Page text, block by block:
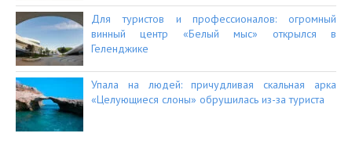
Для туристов и профессионалов: огромный
винный центр «Белый мыс» открылся в
Геленджике
Упала на людей: причудливая скальная арка
«Целующиеся слоны» обрушилась из-за туриста